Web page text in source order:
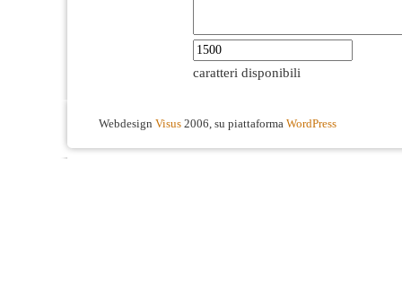
caratteri disponibili
Webdesign Visus 2006, su piattaforma WordPress